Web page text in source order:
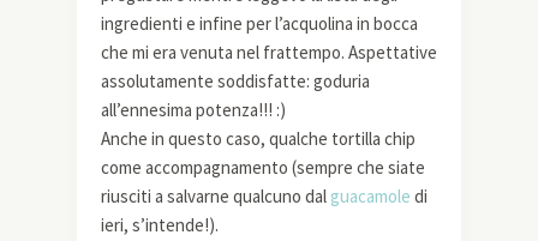
ingredienti e infine per l’acquolina in bocca
che mi era venuta nel frattempo. Aspettative
assolutamente soddisfatte: goduria
all’ennesima potenza!!! :)
Anche in questo caso, qualche tortilla chip
come accompagnamento (sempre che siate
riusciti a salvarne qualcuno dal guacamole di
ieri, s’intende!).